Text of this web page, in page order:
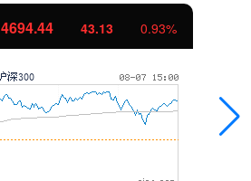
4694.44 43.13 0.93%